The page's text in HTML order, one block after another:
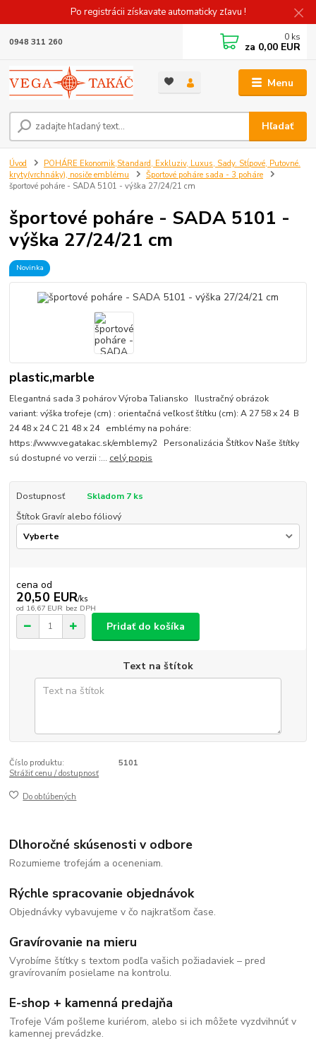
Po registrácii získavate automaticky zľavu !
Menu
Hľadať
0948 311 260 0 ks
za 0,00 EUR
Úvod
POHÁRE Ekonomik,Standard, Exkluziv, Luxus, Sady. Stĺpové, Putovné.
kryty(vrchnáky), nosiče emblému
Športové poháre sada - 3 poháre
športové poháre - SADA 5101 - výška 27/24/21 cm
športové poháre - SADA 5101 -
výška 27/24/21 cm
Novinka
plastic,marble
Elegantná sada 3 pohárov Výroba Taliansko Ilustračný obrázok
variant: výška trofeje (cm) : orientačná veľkosť štítku (cm): A 27 58 x 24 B
24 48 x 24 C 21 48 x 24 emblémy na poháre:
https://www.vegatakac.sk/emblemy2 Personalizácia Štítkov Naše štítky
sú dostupné vo verzii :... celý popis
Dostupnosť
Skladom 7 ks
Štítok Gravír alebo fóliový
cena od
20,50 EUR/ks
od 16,67 EUR bez DPH
Pridať do košíka
Text na štítok
Číslo produktu:
5101
Strážiť cenu / dostupnosť
Do obľúbených
Dlhoročné skúsenosti v odbore
Rozumieme trofejám a oceneniam.
Rýchle spracovanie objednávok
Objednávky vybavujeme v čo najkratšom čase.
Gravírovanie na mieru
Vyrobíme štítky s textom podľa vašich požiadaviek – pred
gravírovaním posielame na kontrolu.
E-shop + kamenná predajňa
Trofeje Vám pošleme kuriérom, alebo si ich môžete vyzdvihnúť v
kamennej prevádzke.